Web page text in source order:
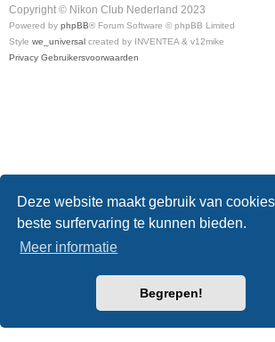
Deze website maakt gebruik van
beste surfervaring te kunnen bieden.
Meer informatie
Begrepen!
Copyright © Nikon Club Nederland 2023
Powered by phpBB® Forum Software © phpBB Limited
Style we_universal created by INVENTEA & v12mike
Privacy Gebruikersvoorwaarden